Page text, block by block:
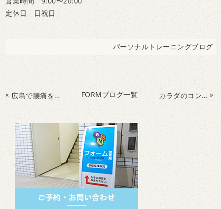
定休日 日祝日
パーソナルトレーニングブログ
« 広島で腰痛を改善するなら FORMブログ一覧 カラダのコンディションを整える食べ合わせ »